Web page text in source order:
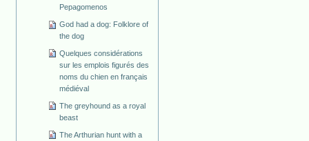
Pepagomenos
God had a dog: Folklore of
the dog
Quelques considérations
sur les emplois figurés des
noms du chien en français
médiéval
The greyhound as a royal
beast
The Arthurian hunt with a